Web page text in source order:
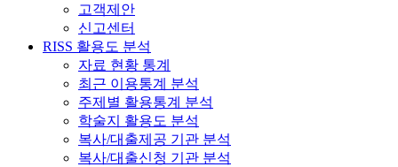
고객제안
신고센터
RISS 활용도 분석
자료 현황 통계
최근 이용통계 분석
주제별 활용통계 분석
학술지 활용도 분석
복사/대출제공 기관 분석
복사/대출신청 기관 분석